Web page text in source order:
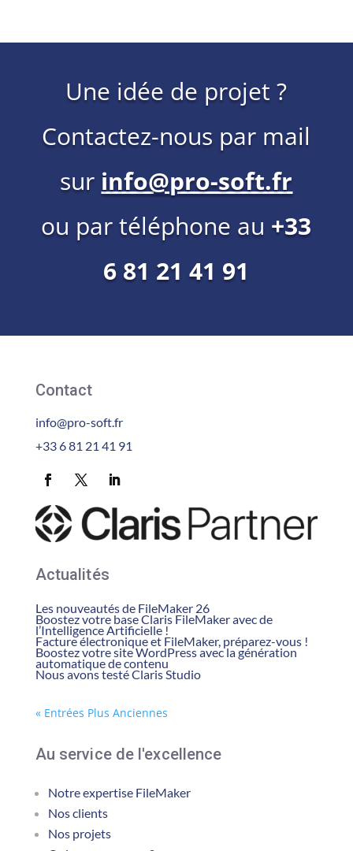
Une idée de projet ?
Contactez-nous par mail
sur info@pro-soft.fr
ou par téléphone au +33
6 81 21 41 91
Contact
info@pro-soft.fr
+33 6 81 21 41 91
Actualités
Les nouveautés de FileMaker 26
Boostez votre base Claris FileMaker avec de
l’Intelligence Artificielle !
Facture électronique et FileMaker, préparez-vous !
Boostez votre site WordPress avec la génération
automatique de contenu
Nous avons testé Claris Studio
« Entrées Plus Anciennes
Au service de l'excellence
Notre expertise FileMaker
Nos clients
Nos projets